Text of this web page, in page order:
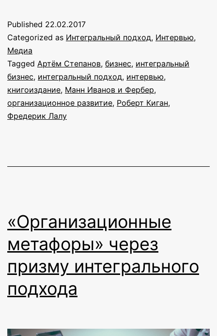
будущее
интервью
с
Артёмом
Степановым,
«Манн,
Фербер»
Published 22.02.2017
Categorized as Интегральный подход, Интервью,
Медиа
Tagged Артём Степанов, бизнес, интегральный
бизнес, интегральный подход, интервью,
книгоиздание, Манн Иванов и Фербер,
организационное развитие, Роберт Киган,
Фредерик Лалу
«Организационные
метафоры» через
призму интегрального
подхода